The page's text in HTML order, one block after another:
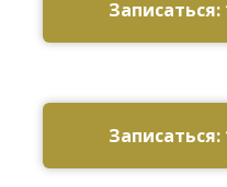
Записаться:
Записаться: